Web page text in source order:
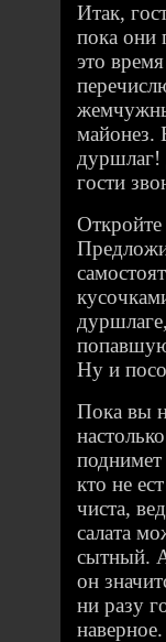
Итак,
пока они
это
майонез.
дуршлаг!
гости
Откройте
Ну и
Пока вы
поднимет
кто не
чиста,
салата
сытный.
он
ни разу
наверное.